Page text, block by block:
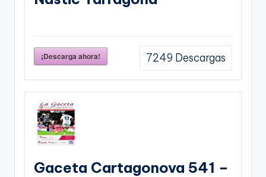
¡Descarga ahora! 7249 Descargas
Gaceta Cartagonova 541 –